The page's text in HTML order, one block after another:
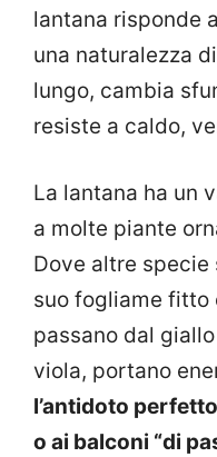
lantana risponde
una naturalezza
lungo, cambia
resiste a caldo,
La lantana ha un
a molte piante
Dove altre specie
suo fogliame fitto
passano dal
viola, portano
l’antidoto
o ai balconi “di